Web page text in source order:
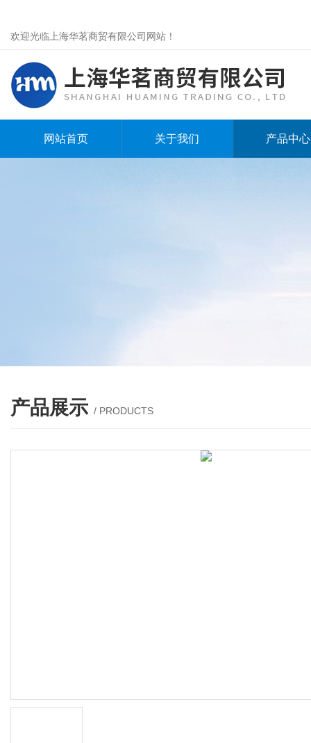
欢迎光临上海华茗商贸有限公司网站！
网站首页 关于我们 产品中心
产品展示 / PRODUCTS